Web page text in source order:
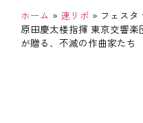
ホーム » 速リポ » フェスタ
原田慶太楼指揮 東京交響
が贈る、不滅の作曲家たち